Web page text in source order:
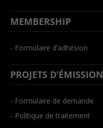
MEMBERSHIP
- Formulaire d’adhésion
PROJETS D’ÉMISSION
- Formulaire de demande
- Politique de traitement